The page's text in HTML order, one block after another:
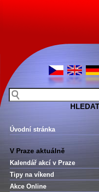
Úvodní stránka
V Praze aktuálně
Kalendář akcí v Praze
Tipy na víkend
Akce Online